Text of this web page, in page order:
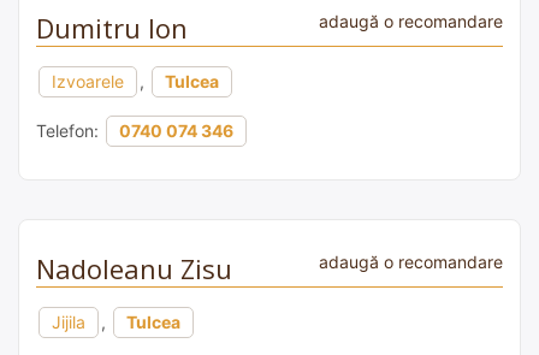
Dumitru Ion adaugă o recomandare
Izvoarele , Tulcea
Telefon: 0740 074 346
Nadoleanu Zisu adaugă o recomandare
Jijila , Tulcea